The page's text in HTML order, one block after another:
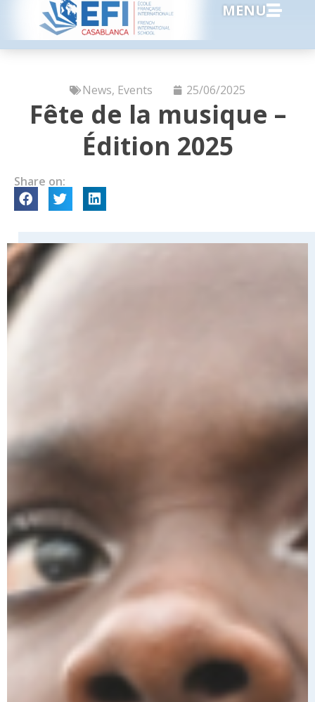
MENU
News, Events 25/06/2025
Fête de la musique –
Édition 2025
Share on: